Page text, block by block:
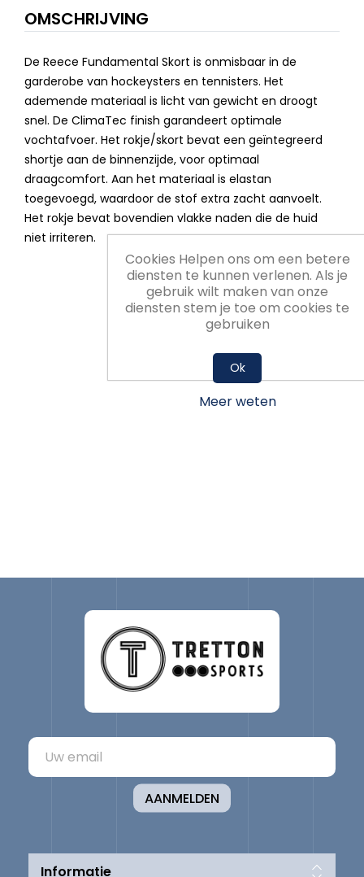
OMSCHRIJVING
De Reece Fundamental Skort is onmisbaar in de
garderobe van hockeysters en tennisters. Het
ademende materiaal is licht van gewicht en droogt
snel. De ClimaTec finish garandeert optimale
vochtafvoer. Het rokje/skort bevat een geïntegreerd
shortje aan de binnenzijde, voor optimaal
draagcomfort. Aan het materiaal is elastan
toegevoegd, waardoor de stof extra zacht aanvoelt.
Het rokje bevat bovendien vlakke naden die de huid
niet irriteren.
Informatie
AANMELDEN
Cookies Helpen ons om een betere
diensten te kunnen verlenen. Als je
gebruik wilt maken van onze
diensten stem je toe om cookies te
gebruiken
Ok
Meer weten